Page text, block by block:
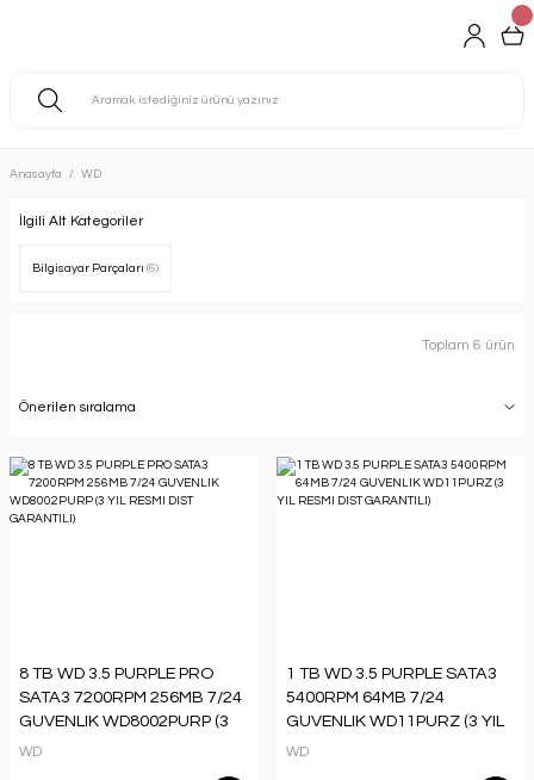
Anasayfa WD
İlgili Alt Kategoriler
Bilgisayar Parçaları (6)
Toplam 6 ürün
8 TB WD 3.5 PURPLE PRO
SATA3 7200RPM 256MB 7/24
GUVENLIK WD8002PURP (3
YIL RESMI DIST GARANTILI)
WD
1 TB WD 3.5 PURPLE SATA3
5400RPM 64MB 7/24
GUVENLIK WD11PURZ (3 YIL
RESMI DIST GARANTILI)
WD